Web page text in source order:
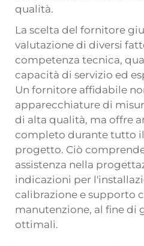
qualità.
La scelta del fornitore
valutazione di diversi
competenza tecnica,
capacità di servizio ed
Un fornitore affidabile
apparecchiature di
di alta qualità, ma offre
completo durante tutto
progetto. Ciò
assistenza nella
indicazioni per
calibrazione e supporto
manutenzione, al fine di
ottimali.